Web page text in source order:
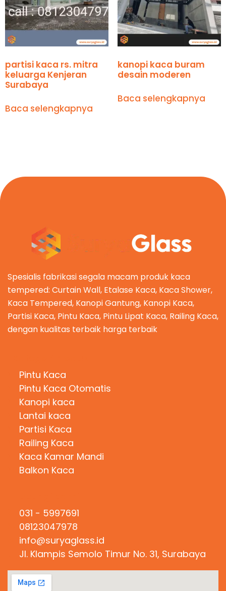
partisi kaca rs. mitra
keluarga Kenjeran
Surabaya
Baca selengkapnya
kanopi kaca buram
desain moderen
Baca selengkapnya
Spesialis fabrikasi segala macam produk kaca
tempered: Curtain Wall, Etalase Kaca, Kaca Shower,
Kaca Tempered, Kanopi Gantung, Kanopi Kaca,
Partisi Kaca, Pintu Kaca, Pintu Lipat Kaca, Railing Kaca,
dengan kualitas terbaik harga terbaik
Pintu Kaca
Pintu Kaca Otomatis
Kanopi kaca
Lantai kaca
Partisi Kaca
Railing Kaca
Kaca Kamar Mandi
Balkon Kaca
031 - 5997691
08123047978
info@suryaglass.id
Jl. Klampis Semolo Timur No. 31, Surabaya